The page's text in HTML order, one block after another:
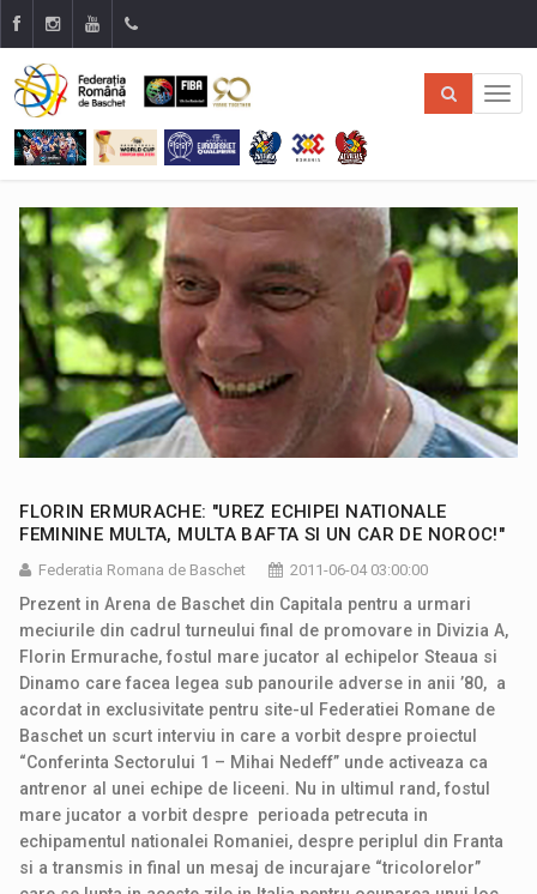
FLORIN ERMURACHE: "UREZ ECHIPEI NATIONALE
FEMININE MULTA, MULTA BAFTA SI UN CAR DE NOROC!"
Federatia Romana de Baschet 2011-06-04 03:00:00
Prezent in Arena de Baschet din Capitala pentru a urmari
meciurile din cadrul turneului final de promovare in Divizia A,
Florin Ermurache, fostul mare jucator al echipelor Steaua si
Dinamo care facea legea sub panourile adverse in anii ’80, a
acordat in exclusivitate pentru site-ul Federatiei Romane de
Baschet un scurt interviu in care a vorbit despre proiectul
“Conferinta Sectorului 1 – Mihai Nedeff” unde activeaza ca
antrenor al unei echipe de liceeni. Nu in ultimul rand, fostul
mare jucator a vorbit despre perioada petrecuta in
echipamentul nationalei Romaniei, despre periplul din Franta
si a transmis in final un mesaj de incurajare “tricolorelor”